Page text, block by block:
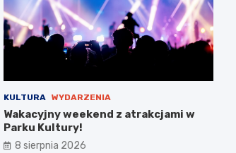
KULTURA WYDARZENIA
Wakacyjny weekend z atrakcjami w
Parku Kultury!
8 sierpnia 2026